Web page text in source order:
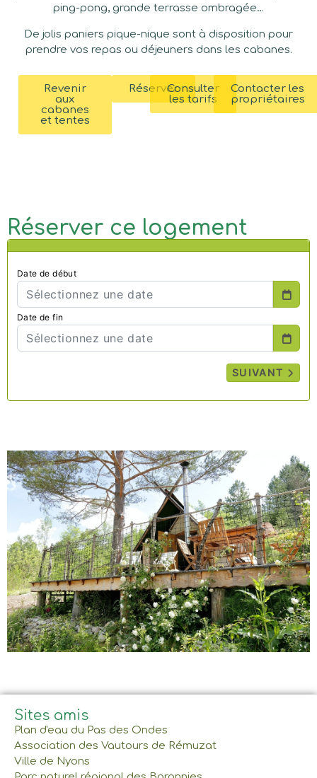
ping-pong, grande terrasse ombragée…
De jolis paniers pique-nique sont à disposition pour
prendre vos repas ou déjeuners dans les cabanes.
Revenir
aux
cabanes
et tentes
RéserverConsulter
les tarifs
Contacter les
propriétaires
Réserver ce logement
Date de début
Date de fin
SUIVANT
Sites amis
Plan d'eau du Pas des Ondes
Association des Vautours de Rémuzat
Ville de Nyons